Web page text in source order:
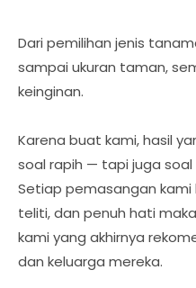
Dari pemilihan jenis
sampai ukuran taman,
keinginan.
Karena buat kami, hasil
soal rapih — tapi juga
Setiap pemasangan
teliti, dan penuh hati
kami yang akhirnya
dan keluarga mereka.